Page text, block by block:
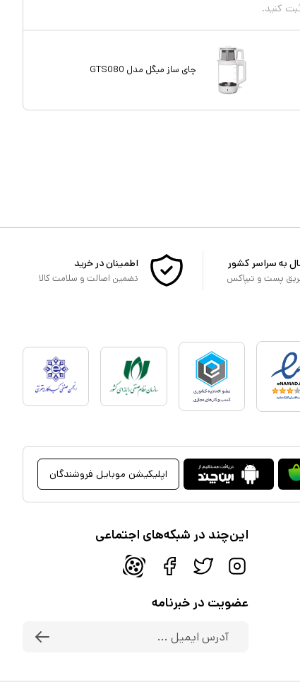
کنید.
چای ساز میگل مدل GTS080
به سراسر کشور
پست و تیپاکس
اطمینان در خرید
تضمین اصالت و سلامت کالا
اپلیکیشن موبایل فروشندگان
این‌چند در شبکه‌های اجتماعی
عضویت در خبرنامه